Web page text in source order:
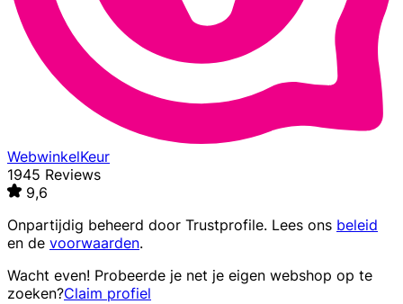
WebwinkelKeur
1945 Reviews
9,6
Onpartijdig beheerd door Trustprofile. Lees ons beleid
en de voorwaarden.
Wacht even! Probeerde je net je eigen webshop op te
zoeken?Claim profiel